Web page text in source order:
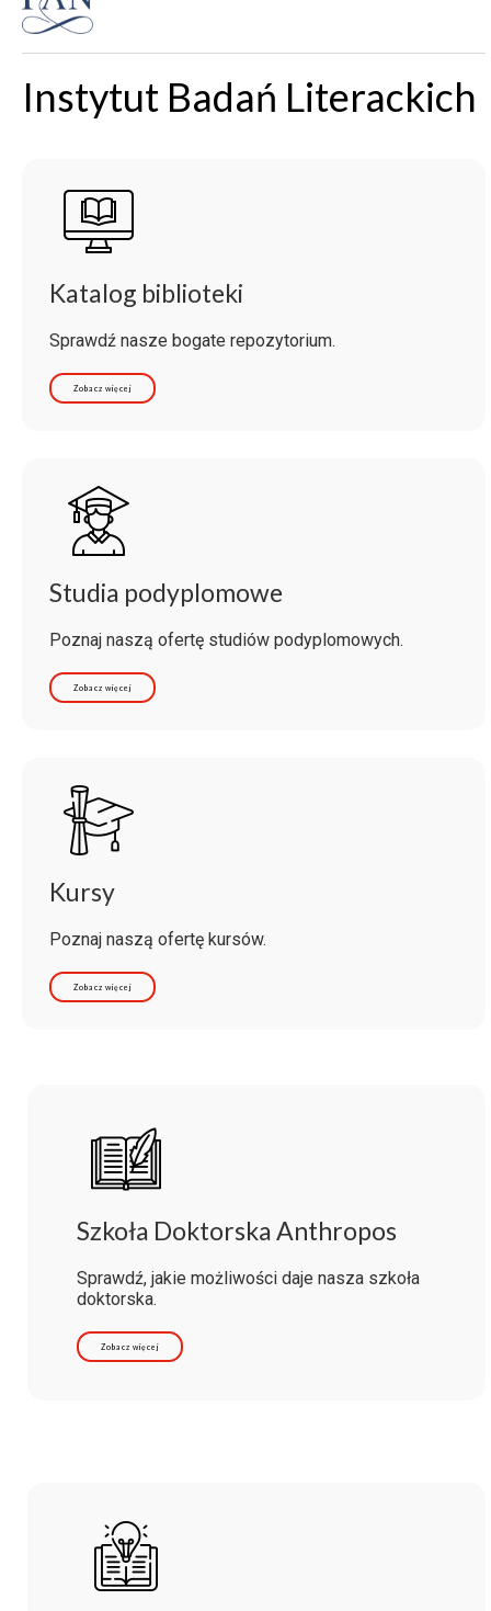
Instytut Badań Literackich
Katalog biblioteki
Sprawdź nasze bogate repozytorium.
Zobacz więcej
Studia podyplomowe
Poznaj naszą ofertę studiów podyplomowych.
Zobacz więcej
Kursy
Poznaj naszą ofertę kursów.
Zobacz więcej
Szkoła Doktorska Anthropos
Sprawdź, jakie możliwości daje nasza szkoła
doktorska.
Zobacz więcej